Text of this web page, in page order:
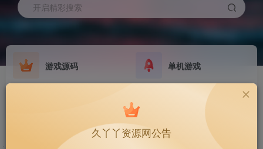
开启精彩搜索
游戏源码 单机游戏
GO
欢迎大家无偿赞助！
久丫丫资源网公告